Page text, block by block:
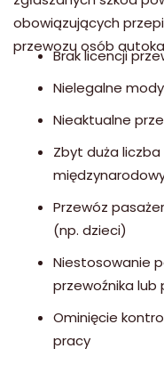
obowiązujących
przewozu osób
Brak licencji
Nielegalne
Nieaktualne
Zbyt duża
Przewóz
(np. dzieci)
Niestosowanie
przewoźnika lub
Ominięcie
pracy